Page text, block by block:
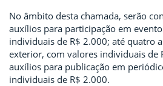
No âmbito desta chamada, serão
auxílios para participação em
individuais de R$ 2.000; até quatro
exterior, com valores individuais de
auxílios para publicação em
individuais de R$ 2.000.